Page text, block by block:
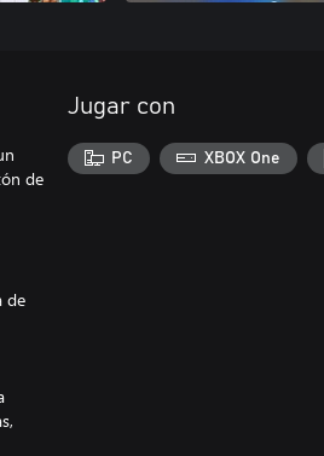
de
de
Jugar con
PC XBOX One